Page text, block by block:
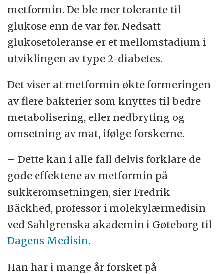
metformin. De ble mer tolerante til
glukose enn de var før. Nedsatt
glukosetoleranse er et mellomstadium i
utviklingen av type 2-diabetes.
Det viser at metformin økte formeringen
av flere bakterier som knyttes til bedre
metabolisering, eller nedbryting og
omsetning av mat, ifølge forskerne.
– Dette kan i alle fall delvis forklare de
gode effektene av metformin på
sukkeromsetningen, sier Fredrik
Bäckhed, professor i molekylærmedisin
ved Sahlgrenska akademin i Gøteborg til
Dagens Medisin.
Han har i mange år forsket på